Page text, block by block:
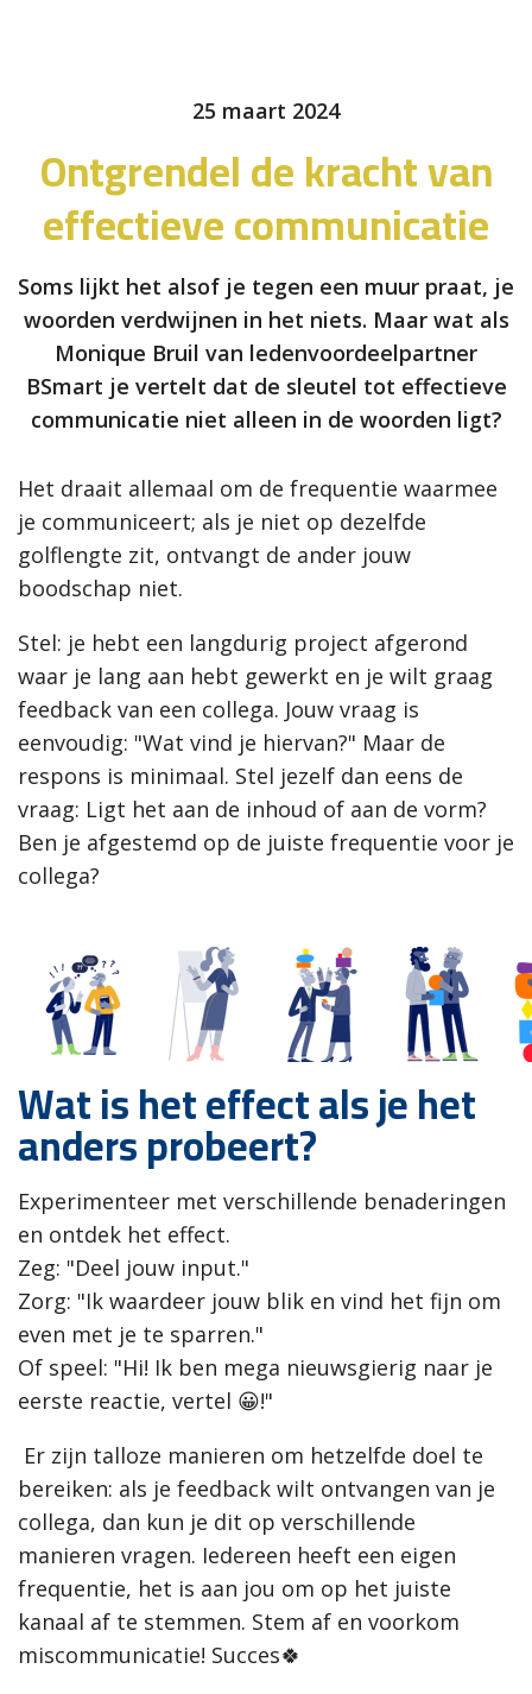
25 maart 2024
Ontgrendel de kracht van
effectieve communicatie
Soms lijkt het alsof je tegen een muur praat, je
woorden verdwijnen in het niets. Maar wat als
Monique Bruil van ledenvoordeelpartner
BSmart je vertelt dat de sleutel tot effectieve
communicatie niet alleen in de woorden ligt?
Het draait allemaal om de frequentie waarmee
je communiceert; als je niet op dezelfde
golflengte zit, ontvangt de ander jouw
boodschap niet.
Stel: je hebt een langdurig project afgerond
waar je lang aan hebt gewerkt en je wilt graag
feedback van een collega. Jouw vraag is
eenvoudig: "Wat vind je hiervan?" Maar de
respons is minimaal. Stel jezelf dan eens de
vraag: Ligt het aan de inhoud of aan de vorm?
Ben je afgestemd op de juiste frequentie voor je
collega?
Wat is het effect als je het
anders probeert?
Experimenteer met verschillende benaderingen
en ontdek het effect.
Zeg: "Deel jouw input."
Zorg: "Ik waardeer jouw blik en vind het fijn om
even met je te sparren."
Of speel: "Hi! Ik ben mega nieuwsgierig naar je
eerste reactie, vertel 😀!"
Er zijn talloze manieren om hetzelfde doel te
bereiken: als je feedback wilt ontvangen van je
collega, dan kun je dit op verschillende
manieren vragen. Iedereen heeft een eigen
frequentie, het is aan jou om op het juiste
kanaal af te stemmen. Stem af en voorkom
miscommunicatie! Succes🍀